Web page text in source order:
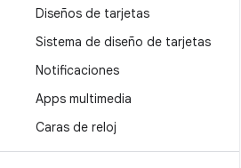
Diseños de tarjetas
Sistema de diseño de tarjetas
Notificaciones
Apps multimedia
Caras de reloj